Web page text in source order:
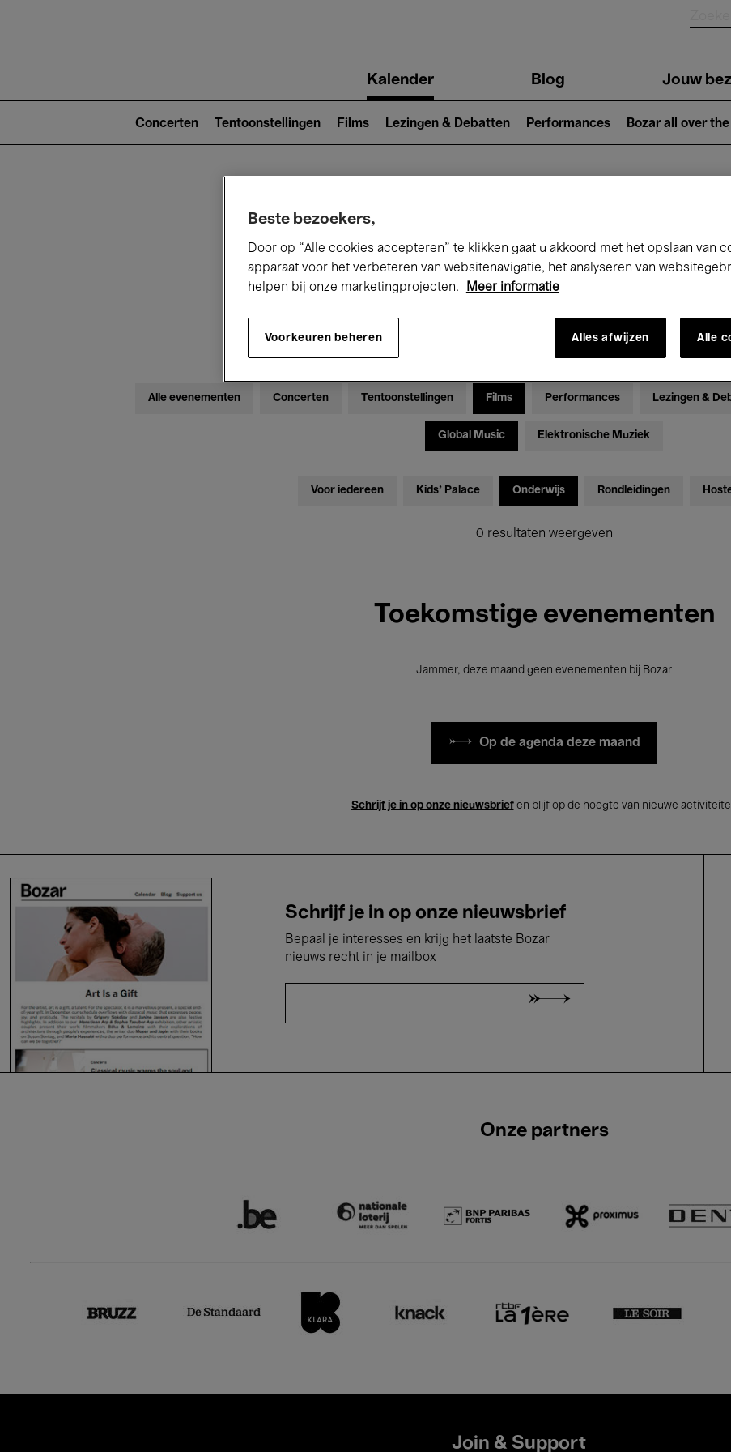
navigationKalender Blog Jouw
2)
Concerten Tentoonstellingen Films Lezingen & Debatten Performances Bozar all over
Alle evenementen Concerten Tentoonstellingen Films Performances Lezingen &
Global Music Elektronische Muziek
Voor iedereen Kids’ Palace Onderwijs Rondleidingen
0 resultaten weergeven
Toekomstige evenementen
Jammer, deze maand geen evenementen bij Bozar
Op de agenda deze maand
Schrijf je in op onze nieuwsbriefen blijf op de hoogte van nieuwe
Schrijf je in op onze nieuwsbrief
Bepaal je interesses en krijg het laatste Bozar
nieuws recht in je mailbox
Onze partners
Join & Support
Beste bezoekers,
Door op “Alle cookies accepteren” te klikken gaat u akkoord met het opslaan van
apparaat voor het verbeteren van websitenavigatie, het analyseren van
helpen bij onze marketingprojecten.
Meer informatie
Voorkeuren beheren Alles afwijzen Alle